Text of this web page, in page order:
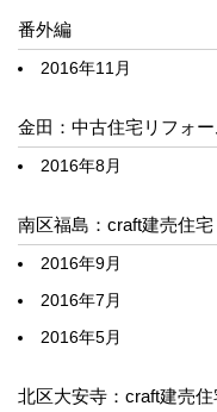
番外編
2016年11月
金田：中古住宅リフォ
2016年8月
南区福島：craft建売住宅
2016年9月
2016年7月
2016年5月
北区大安寺：craft建売住